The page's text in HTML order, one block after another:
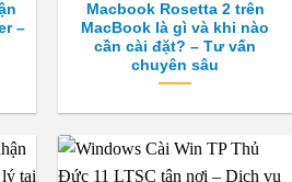
–
Macbook Rosetta 2 trên
MacBook là gì và khi nào
cần cài đặt? – Tư vấn
chuyên sâu